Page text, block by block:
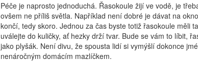
Péče je naprosto jednoduchá. Řasokoule žijí ve vodě, je
ovšem ne příliš světla. Například není dobré je dávat na
končí, tedy skoro. Jednou za čas byste totiž řasokoule měli
uválejte do kuličky, ať hezky drží tvar. Bude se vám to líbit,
jako plyšák. Není divu, že spousta lidí si vymýšlí dokonce
nenáročným domácím mazlíčkem.